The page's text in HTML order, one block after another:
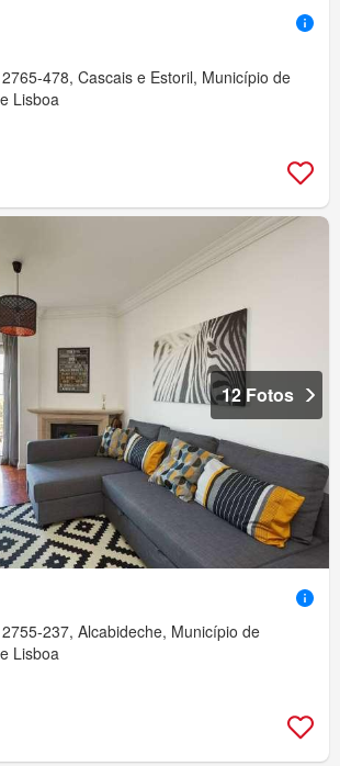
478, Cascais e Estoril, Município de
Lisboa
12 Fotos
237, Alcabideche, Município de
Lisboa